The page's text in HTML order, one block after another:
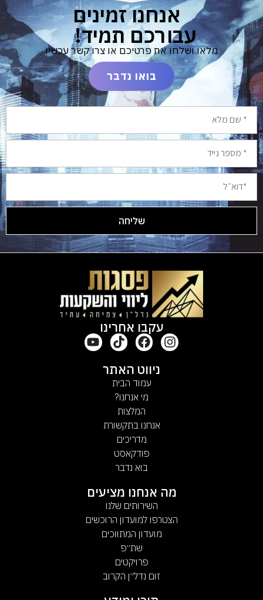
אנחנו זמינים
עבורכם תמיד!
מלאו ושלחו את פרטיכם או צרו קשר עכשיו
בואו נדבר
שליחה
Alternative:
עקבו אחרינו
ניווט האתר
עמוד הבית
מי אנחנו?
המלצות
אנחנו בתקשורת
מדריכים
פודקאסט
בוא נדבר
מה אנחנו מציעים
השירותים שלנו
הצטרפו למועדון הרוכשים
מועדון המתווכים
שת״פ
פרויקטים
זום נדל״ן הקרוב